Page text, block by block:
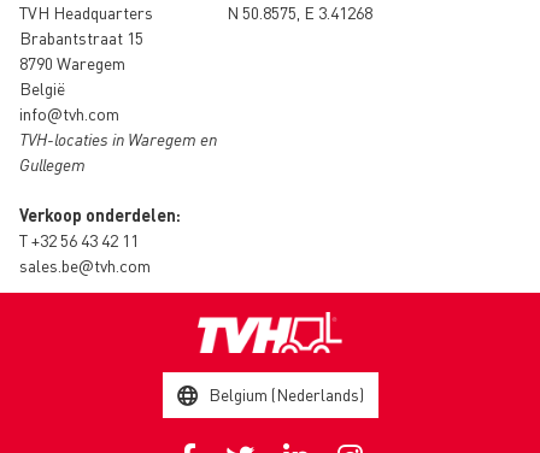
TVH Headquarters
Brabantstraat 15
8790 Waregem
België
info@tvh.com
TVH-locaties in Waregem en
Gullegem
Verkoop onderdelen:
T+32 56 43 42 11
sales.be@tvh.com
N 50.8575, E 3.41268
Belgium (Nederlands)